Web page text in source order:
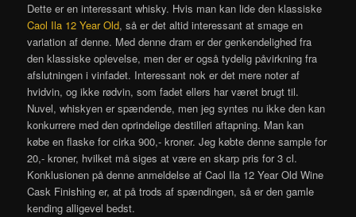
Dette er en interessant whisky. Hvis man kan lide den klassiske
Caol Ila 12 Year Old, så er det altid interessant at smage en
variation af denne. Med denne dram er der genkendelighed fra
den klassiske oplevelse, men der er også tydelig påvirkning fra
afslutningen i vinfadet. Interessant nok er det mere noter af
hvidvin, og ikke rødvin, som fadet ellers har været brugt til.
Nuvel, whiskyen er spændende, men jeg syntes nu ikke den kan
konkurrere med den oprindelige destilleri aftapning. Man kan
købe en flaske for cirka 900,- kroner. Jeg købte denne sample for
20,- kroner, hvilket må siges at være en skarp pris for 3 cl.
Konklusionen på denne anmeldelse af Caol Ila 12 Year Old Wine
Cask Finishing er, at på trods af spændingen, så er den gamle
kending alligevel bedst.